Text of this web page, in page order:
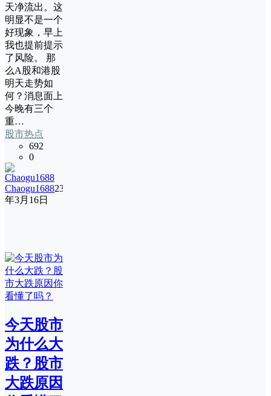
天净流出。这
明显不是一个
好现象，早上
我也提前提示
了风险。 那
么A股和港股
明天走势如
何？消息面上
今晚有三个
重…
股市热点
692
0
Chaogu168823
年3月16日
今天股市
为什么大
跌？股市
大跌原因